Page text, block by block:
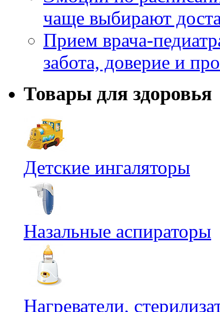
чаще выбирают
Прием врача-
забота, доверие и
Товары для здоровья
Детские ингаляторы
Назальные аспираторы
Нагреватели,